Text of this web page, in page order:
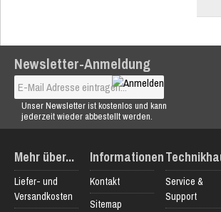
Newsletter-Anmeldung
Unser Newsletter ist kostenlos und kann
jederzeit wieder abbestellt werden.
Mehr über...
Liefer- und
Versandkosten
Informationen
Kontakt
Sitemap
Service &
Support